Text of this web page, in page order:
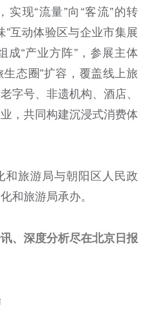
实现“流量”向“客流”的转
”互动体验区与企业市集展
成“产业方阵”，参展主体
生态圈”扩容，覆盖线上旅
字号、非遗机构、酒店、
，共同构建沉浸式消费体
和旅游局与朝阳区人民政
和旅游局承办。
、深度分析尽在北京日报